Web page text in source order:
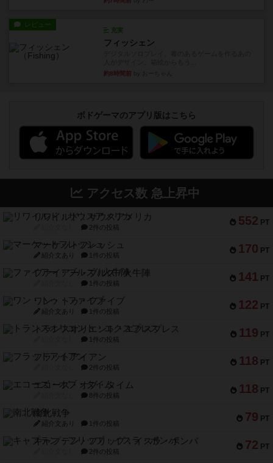
レビュー
充実
フィッシェン
約8時間前
ボドゲーマのアプリ版はこちら
アクセス数 急上昇中
552 PT
リワイルド：サウスアメリカ
2件の投稿
170 PT
マーケットフレッシュ
紹介文あり 1件の投稿
141 PT
ファイアー・ブルズ / 火牛陣
1件の投稿
122 PT
ワン・トゥ・ファイブ
紹介文あり 1件の投稿
119 PT
トランスオリエント・エクスプレス
1件の投稿
118 PT
フラットアイアン
2件の投稿
118 PT
エコーズ・オブ・タイム
8件の投稿
79 PT
南北戦争
紹介文あり 1件の投稿
72 PT
キャプテン・フリップ：イスラ・ボンバ
2件の投稿